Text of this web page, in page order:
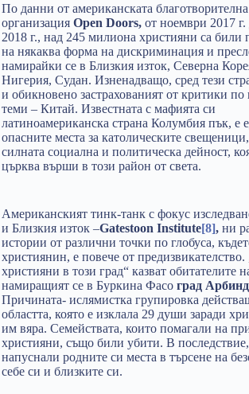
По данни от американската благотворителна
организация Open Doors, от ноември 2017
2018 г., над 245 милиона християни са били
на някаква форма на дискриминация и
намирайки се в Близкия изток, Северна
Нигерия, Судан. Изненадващо, сред тези
и обикновено застрахованият от критики
теми – Китай. Известната с мафията си
латиноамериканска страна Колумбия пък, е
опасните места за католическите
силната социална и политическа дейност,
църква върши в този район от света.
Американският тинк-танк с фокус
и Близкия изток –Gatestoon Institute[8], ни
истории от различни точки по глобуса,
християнин, е повече от
християни в този град“ казват обитателите
намиращият се в Буркина Фасо град
Причината- ислямистка групировка
областта, която е изклала 29 души заради
им вяра. Семействата, които помагали на
християни, също били убити. В
напуснали родните си места в търсене на
себе си и близките си.